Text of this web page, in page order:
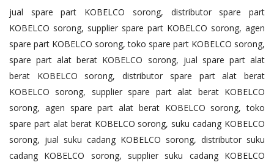
jual spare part KOBELCO sorong, distributor spare part
KOBELCO sorong, supplier spare part KOBELCO sorong, agen
spare part KOBELCO sorong, toko spare part KOBELCO sorong,
spare part alat berat KOBELCO sorong, jual spare part alat
berat KOBELCO sorong, distributor spare part alat berat
KOBELCO sorong, supplier spare part alat berat KOBELCO
sorong, agen spare part alat berat KOBELCO sorong, toko
spare part alat berat KOBELCO sorong, suku cadang KOBELCO
sorong, jual suku cadang KOBELCO sorong, distributor suku
cadang KOBELCO sorong, supplier suku cadang KOBELCO